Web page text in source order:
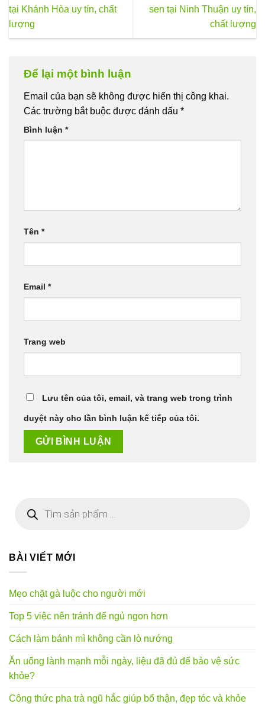
tại Khánh Hòa uy tín, chất
lượng
sen tại Ninh Thuận uy tín,
chất lượng
Để lại một bình luận
Email của bạn sẽ không được hiển thị công khai.
Các trường bắt buộc được đánh dấu *
Bình luận *
Tên *
Email *
Trang web
Lưu tên của tôi, email, và trang web trong trình
duyệt này cho lần bình luận kế tiếp của tôi.
kiếm
BÀI VIẾT MỚI
Mẹo chặt gà luộc cho người mới
Top 5 việc nên tránh để ngủ ngon hơn
Cách làm bánh mì không cần lò nướng
Ăn uống lành mạnh mỗi ngày, liệu đã đủ để bảo vệ sức
khỏe?
Công thức pha trà ngũ hắc giúp bổ thận, đẹp tóc và khỏe